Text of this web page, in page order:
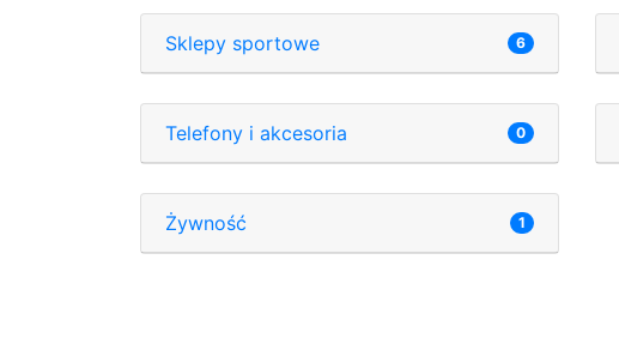
Sklepy sportowe 6
Telefony i akcesoria 0
Żywność 1